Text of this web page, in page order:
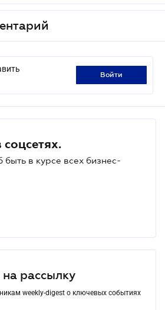
войти
соцсетях.
быть в курсе всех бизнес-
рассылку
weekly-digest о ключевых событиях